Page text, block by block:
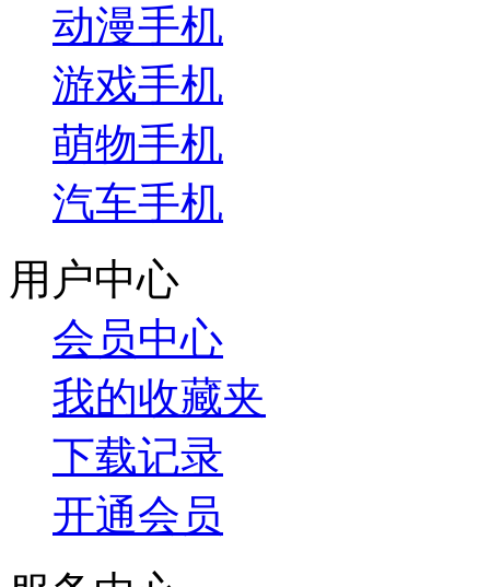
动漫手机
游戏手机
萌物手机
汽车手机
用户中心
会员中心
我的收藏夹
下载记录
开通会员